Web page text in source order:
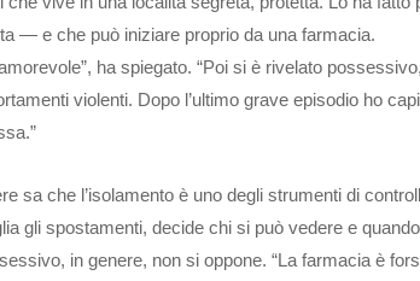
— e che può iniziare proprio da una farmacia.
ha spiegato. “Poi si è rivelato
violenti. Dopo l’ultimo grave episodio ho
sa che l’isolamento è uno degli strumenti di
gli spostamenti, decide chi si può vedere e
in genere, non si oppone. “La farmacia è